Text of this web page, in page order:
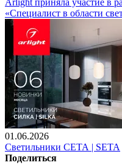
«Специалист в области
01.06.2026
Светильники СЕТА | SETA
Поделиться